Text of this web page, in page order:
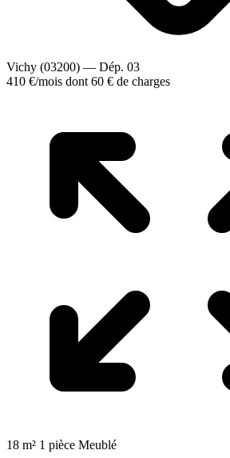
Vichy (03200) — Dép. 03
410 €/mois dont 60 € de charges
18 m² 1 pièce Meublé